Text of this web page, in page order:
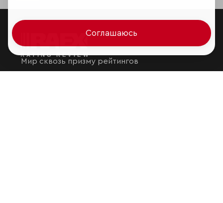
Мир сквозь призму рейтингов
Соглашаюсь